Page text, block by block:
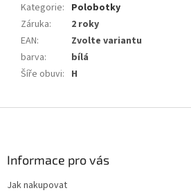
Kategorie: Polobotky
Záruka:
2 roky
EAN:
Zvolte variantu
barva:
bílá
Šíře obuvi: H
Informace pro vás
Jak nakupovat